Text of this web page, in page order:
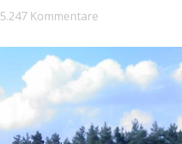
5.247 Kommentare